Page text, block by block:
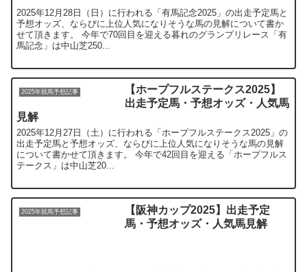
馬記念」は中山芝250...
出走予定馬・予想オッズ・人気馬
見解
2025年12月27日（土）に行われる「ホープフルステークス2025」の
出走予定馬と予想オッズ、ならびに上位人気になりそうな馬の見解
について書かせて頂きます。 今年で42回目を迎える「ホープフルス
テークス」は中山芝20...
馬・予想オッズ・人気馬見解
2025年12月27日（土）に行われる「阪神カップ2025」の出走予定馬
と予想オッズ、ならびに上位人気になりそうな馬の見解について書
かせて頂きます。 今年で20回目となる「阪神カップ」は阪神芝